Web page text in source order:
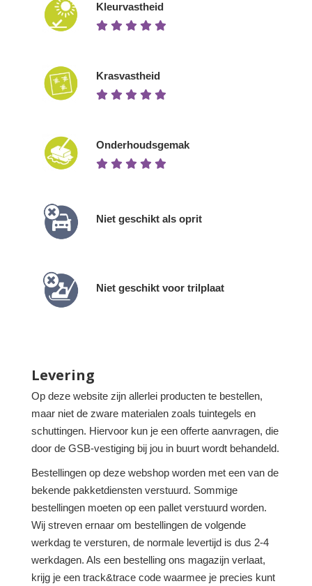
Kleurvastheid
Krasvastheid
Onderhoudsgemak
Niet geschikt als oprit
Niet geschikt voor trilplaat
Levering
Op deze website zijn allerlei producten te bestellen,
maar niet de zware materialen zoals tuintegels en
schuttingen. Hiervoor kun je een offerte aanvragen, die
door de GSB-vestiging bij jou in buurt wordt behandeld.
Bestellingen op deze webshop worden met een van de
bekende pakketdiensten verstuurd. Sommige
bestellingen moeten op een pallet verstuurd worden.
Wij streven ernaar om bestellingen de volgende
werkdag te versturen, de normale levertijd is dus 2-4
werkdagen. Als een bestelling ons magazijn verlaat,
krijg je een track&trace code waarmee je precies kunt